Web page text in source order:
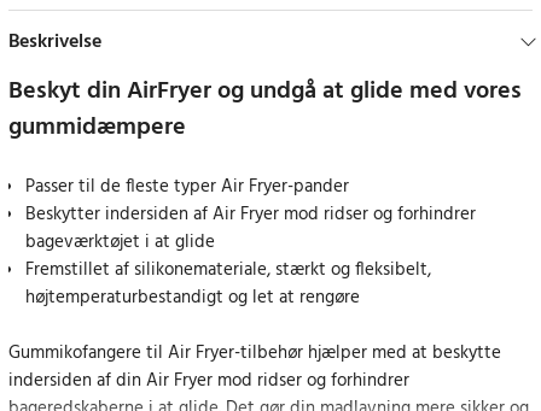
Beskrivelse
Beskyt din AirFryer og undgå at glide med vores
gummidæmpere
Passer til de fleste typer Air Fryer-pander
Beskytter indersiden af Air Fryer mod ridser og forhindrer
bageværktøjet i at glide
Fremstillet af silikonemateriale, stærkt og fleksibelt,
højtemperaturbestandigt og let at rengøre
Gummikofangere til Air Fryer-tilbehør hjælper med at beskytte
indersiden af din Air Fryer mod ridser og forhindrer